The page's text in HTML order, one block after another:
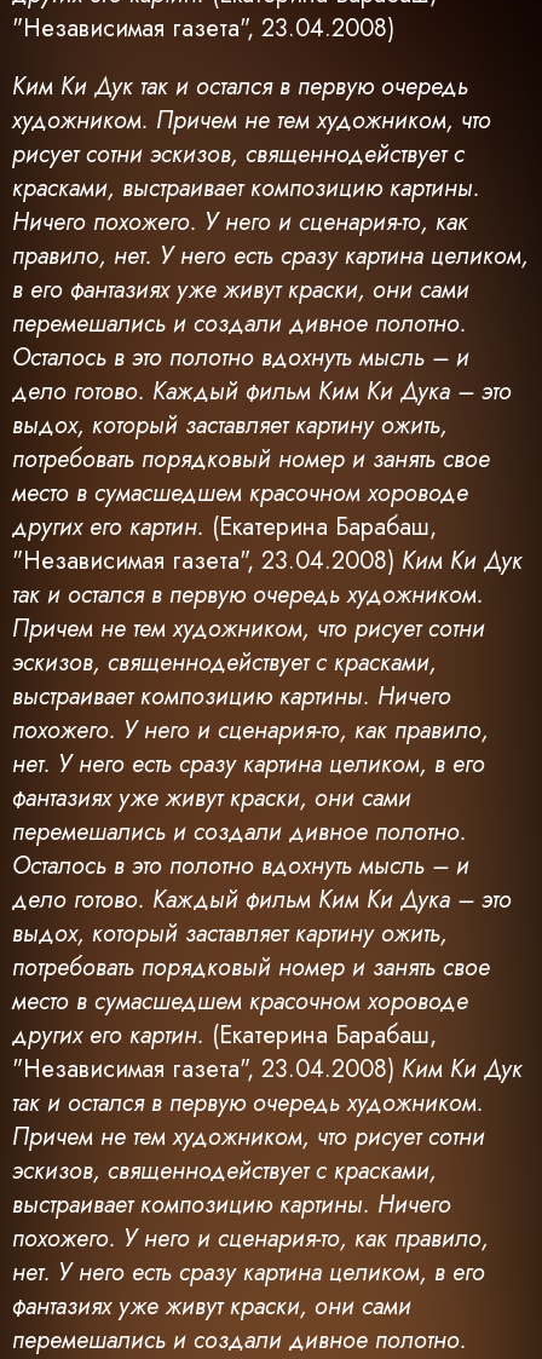
"Независимая газета", 23.04.2008)
Ким Ки Дук так и остался в первую очередь
художником. Причем не тем художником, что
рисует сотни эскизов, священнодействует с
красками, выстраивает композицию картины.
Ничего похожего. У него и сценария-то, как
правило, нет. У него есть сразу картина целиком,
в его фантазиях уже живут краски, они сами
перемешались и создали дивное полотно.
Осталось в это полотно вдохнуть мысль – и
дело готово. Каждый фильм Ким Ки Дука – это
выдох, который заставляет картину ожить,
потребовать порядковый номер и занять свое
место в сумасшедшем красочном хороводе
других его картин. (Екатерина Барабаш,
"Независимая газета", 23.04.2008) Ким Ки Дук
так и остался в первую очередь художником.
Причем не тем художником, что рисует сотни
эскизов, священнодействует с красками,
выстраивает композицию картины. Ничего
похожего. У него и сценария-то, как правило,
нет. У него есть сразу картина целиком, в его
фантазиях уже живут краски, они сами
перемешались и создали дивное полотно.
Осталось в это полотно вдохнуть мысль – и
дело готово. Каждый фильм Ким Ки Дука – это
выдох, который заставляет картину ожить,
потребовать порядковый номер и занять свое
место в сумасшедшем красочном хороводе
других его картин. (Екатерина Барабаш,
"Независимая газета", 23.04.2008) Ким Ки Дук
так и остался в первую очередь художником.
Причем не тем художником, что рисует сотни
эскизов, священнодействует с красками,
выстраивает композицию картины. Ничего
похожего. У него и сценария-то, как правило,
нет. У него есть сразу картина целиком, в его
фантазиях уже живут краски, они сами
перемешались и создали дивное полотно.